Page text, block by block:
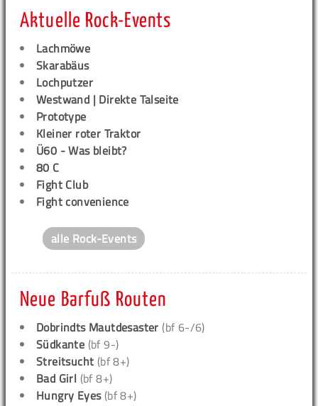
Aktuelle Rock-Events
Lachmöwe
Skarabäus
Lochputzer
Westwand | Direkte Talseite
Prototype
Kleiner roter Traktor
Ü60 - Was bleibt?
80 C
Fight Club
Fight convenience
alle Rock-Events
Neue Barfuß Routen
Dobrindts Mautdesaster (bf 6-/6)
Südkante (bf 9-)
Streitsucht (bf 8+)
Bad Girl (bf 8+)
Hungry Eyes(bf 8+)